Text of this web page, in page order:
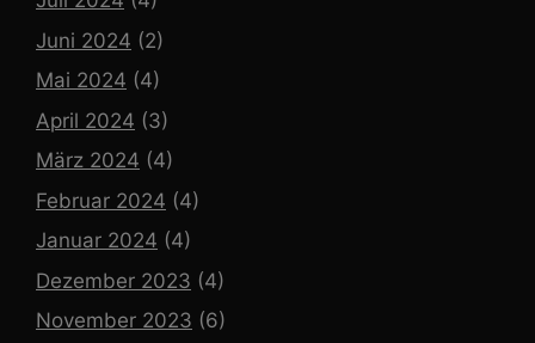
Juni 2024 (2)
Mai 2024 (4)
April 2024 (3)
März 2024 (4)
Februar 2024 (4)
Januar 2024 (4)
Dezember 2023 (4)
November 2023 (6)